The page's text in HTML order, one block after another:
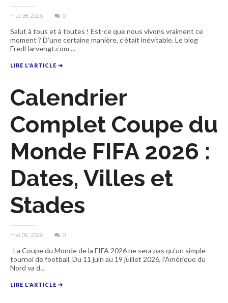
mai 08, 2026 0
Salut à tous et à toutes ! Est-ce que nous vivons vraiment ce
moment ? D’une certaine manière, c’était inévitable. Le blog
FredHarvengt.com ...
LIRE L'ARTICLE ➔
Calendrier
Complet Coupe du
Monde FIFA 2026 :
Dates, Villes et
Stades
mai 06, 2026 0
La Coupe du Monde de la FIFA 2026 ne sera pas qu’un simple
tournoi de football. Du 11 juin au 19 juillet 2026, l'Amérique du
Nord va d...
LIRE L'ARTICLE ➔